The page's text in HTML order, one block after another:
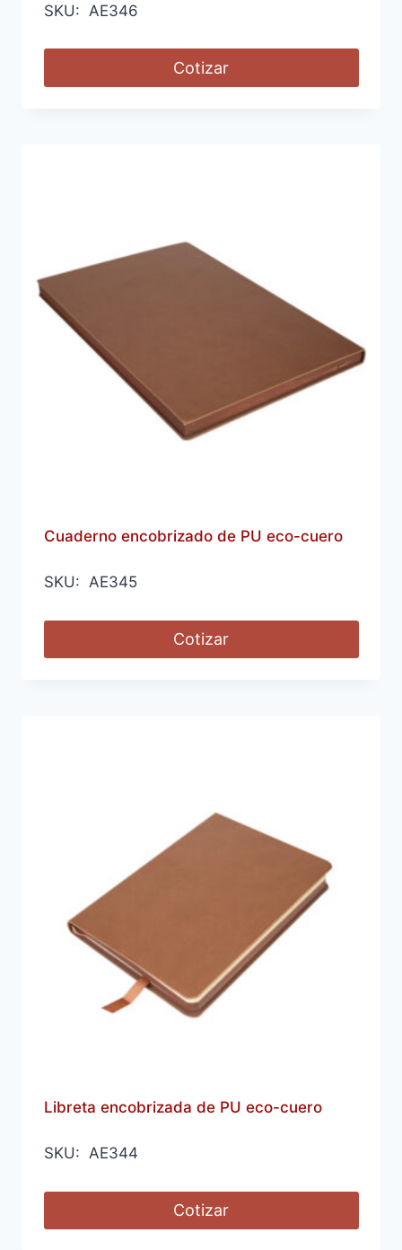
SKU: AE346
Cotizar
Cuaderno encobrizado de PU eco-cuero
SKU: AE345
Cotizar
Libreta encobrizada de PU eco-cuero
SKU: AE344
Cotizar